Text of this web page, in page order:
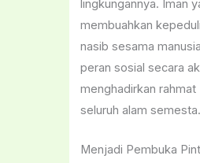
lingkungannya. Iman
membuahkan
nasib sesama
peran sosial secara
menghadirkan
seluruh alam semesta.
Menjadi Pembuka